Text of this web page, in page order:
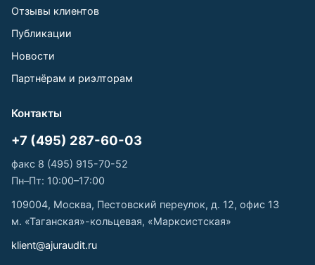
Отзывы клиентов
Публикации
Новости
Партнёрам и риэлторам
Контакты
+7 (495) 287-60-03
факс 8 (495) 915-70-52
Пн–Пт: 10:00–17:00
109004, Москва, Пестовский переулок, д. 12, офис 13
м. «Таганская»-кольцевая, «Марксистская»
klient@ajuraudit.ru